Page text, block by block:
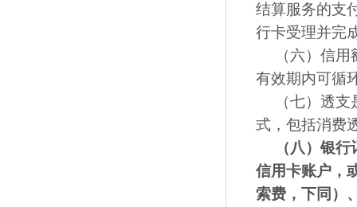
结算服务的支
行卡受理并完
（六）信
有效期内可循
（七）透
式，包括消费
（八）银
信用卡账户，
索费，下同）